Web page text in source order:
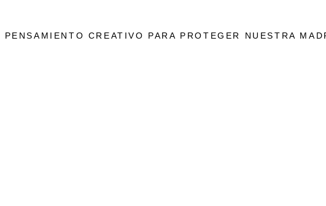
PENSAMIENTO CREATIVO PARA PROTEGER NUESTRA